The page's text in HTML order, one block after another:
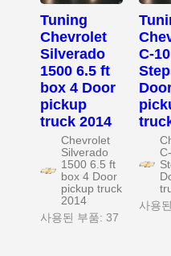
Tuning
Chevrolet
Silverado
1500 6.5 ft
box 4 Door
pickup
truck 2014
Chevrolet
Silverado
1500 6.5 ft
box 4 Door
pickup truck
2014
사용된 부품: 37
C-10
사용